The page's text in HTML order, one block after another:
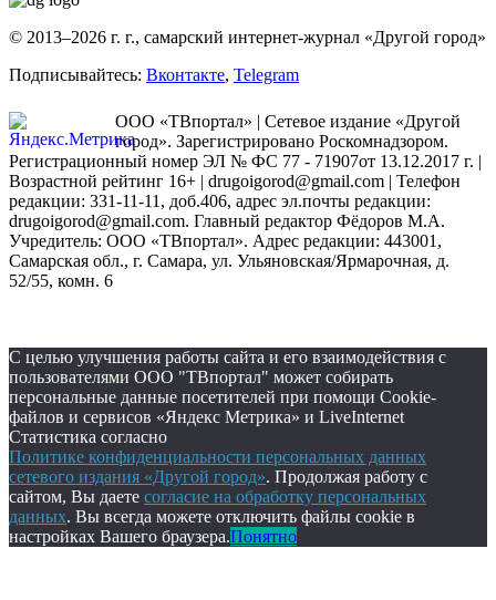
© 2013–2026 г. г., самарский интернет-журнал «Другой город»
Подписывайтесь: Вконтакте, Telegram
ООО «ТВпортал» | Сетевое издание «Другой
город». Зарегистрировано Роскомнадзором.
Регистрационный номер ЭЛ № ФС 77 - 71907от 13.12.2017 г. |
Возрастной рейтинг 16+ | drugoigorod@gmail.com | Телефон
редакции: 331-11-11, доб.406, адрес эл.почты редакции:
drugoigorod@gmail.com. Главный редактор Фёдоров М.А.
Учредитель: ООО «ТВпортал». Адрес редакции: 443001,
Самарская обл., г. Самара, ул. Ульяновская/Ярмарочная, д.
52/55, комн. 6
С целью улучшения работы сайта и его взаимодействия с
пользователями ООО "ТВпортал" может собирать
персональные данные посетителей при помощи Cookie-
файлов и сервисов «Яндекс Метрика» и LiveInternet
Статистика согласно
Политике конфиденциальности персональных данных
сетевого издания «Другой город». Продолжая работу с
сайтом, Вы даете согласие на обработку персональных
данных. Вы всегда можете отключить файлы cookie в
настройках Вашего браузера.Понятно